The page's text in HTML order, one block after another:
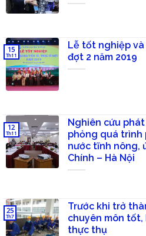
Lễ tốt nghiệp
đợt 2 năm 2019
15
Th11
Nghiên cứu
phỏng quá trình
nước tĩnh nông,
Chính – Hà Nội
12
Th11
Trước khi trở
chuyên môn
thực thụ
25
Th7